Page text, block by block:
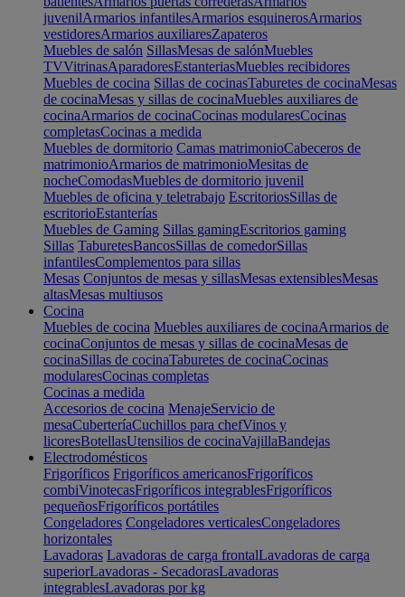
juvenilArmarios infantilesArmarios esquinerosArmarios
vestidoresArmarios auxiliaresZapateros
Muebles de salón SillasMesas de salónMuebles
TVVitrinasAparadoresEstanteriasMuebles recibidores
Muebles de cocina Sillas de cocinasTaburetes de cocinaMesas
de cocinaMesas y sillas de cocinaMuebles auxiliares de
cocinaArmarios de cocinaCocinas modularesCocinas
completasCocinas a medida
Muebles de dormitorio Camas matrimonioCabeceros de
matrimonioArmarios de matrimonioMesitas de
nocheComodasMuebles de dormitorio juvenil
Muebles de oficina y teletrabajo EscritoriosSillas de
escritorioEstanterías
Muebles de Gaming Sillas gamingEscritorios gaming
Sillas TaburetesBancosSillas de comedorSillas
infantilesComplementos para sillas
Mesas Conjuntos de mesas y sillasMesas extensiblesMesas
altasMesas multiusos
Cocina
Muebles de cocina Muebles auxiliares de cocinaArmarios de
cocinaConjuntos de mesas y sillas de cocinaMesas de
cocinaSillas de cocinaTaburetes de cocinaCocinas
modularesCocinas completas
Cocinas a medida
Accesorios de cocina MenajeServicio de
mesaCuberteríaCuchillos para chefVinos y
licoresBotellasUtensilios de cocinaVajillaBandejas
Electrodomésticos
Frigoríficos Frigoríficos americanosFrigoríficos
combiVinotecasFrigoríficos integrablesFrigoríficos
pequeñosFrigoríficos portátiles
Congeladores Congeladores verticalesCongeladores
horizontales
Lavadoras Lavadoras de carga frontalLavadoras de carga
superiorLavadoras - SecadorasLavadoras
integrablesLavadoras por kg